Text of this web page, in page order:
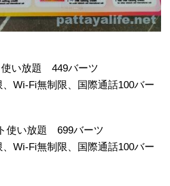
い放題 449バーツ
Wi-Fi無制限、国際通話100バー
使い放題 699バーツ
Wi-Fi無制限、国際通話100バー